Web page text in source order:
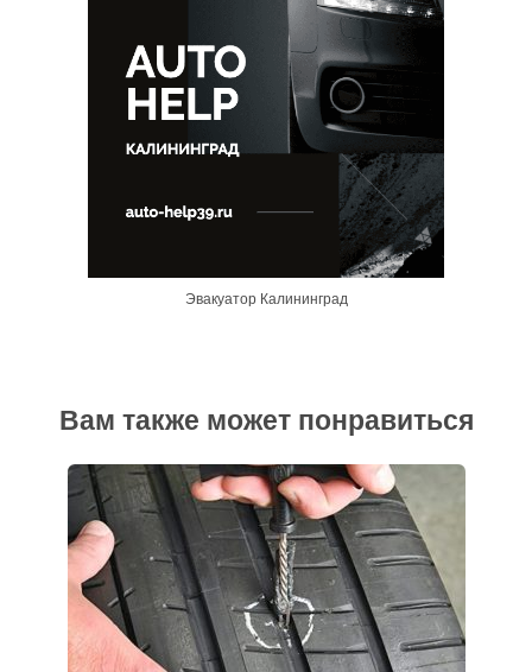
Эвакуатор Калининград
Вам также может понравиться